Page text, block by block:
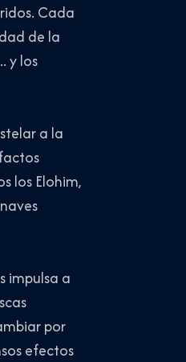
Cada
de la
y los
a la
los Elohim,
impulsa a
por
efectos